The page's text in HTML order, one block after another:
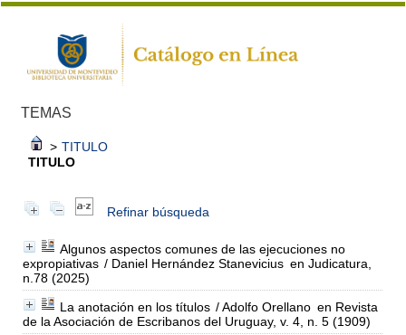
TEMAS
> TITULO
TITULO
Refinar búsqueda
Algunos aspectos comunes de las ejecuciones no
expropiativas / Daniel Hernández Stanevicius en Judicatura,
n.78 (2025)
La anotación en los títulos / Adolfo Orellano en Revista
de la Asociación de Escribanos del Uruguay, v. 4, n. 5 (1909)